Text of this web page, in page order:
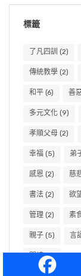
標籤
了凡四訓 (2)
傳統教學 (2)
和平 (6) 善
多元文化 (9)
孝順父母 (2)
幸福 (5) 弟
感恩 (2) 慈
書法 (2) 欲
管理 (2) 素
親子 (5) 言
閱讀(2)